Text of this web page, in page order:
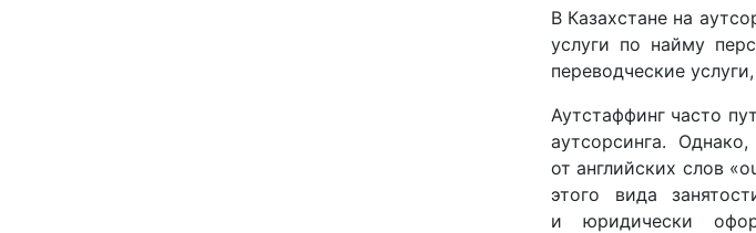
В Казахстане на
услуги по найму
переводческие
Аутстаффинг часто
аутсорсинга.
от английских слов
этого вида
и юридически